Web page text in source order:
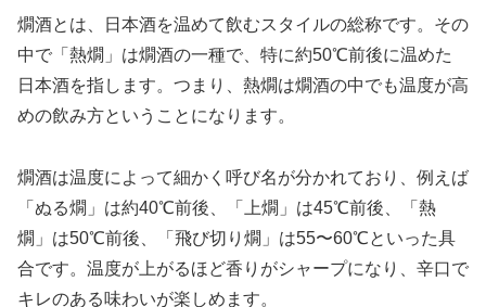
燗酒とは、日本酒を温めて飲むスタイルの総称です。その
中で「熱燗」は燗酒の一種で、特に約50℃前後に温めた
日本酒を指します。つまり、熱燗は燗酒の中でも温度が高
めの飲み方ということになります。
燗酒は温度によって細かく呼び名が分かれており、例えば
「ぬる燗」は約40℃前後、「上燗」は45℃前後、「熱
燗」は50℃前後、「飛び切り燗」は55〜60℃といった具
合です。温度が上がるほど香りがシャープになり、辛口で
キレのある味わいが楽しめます。